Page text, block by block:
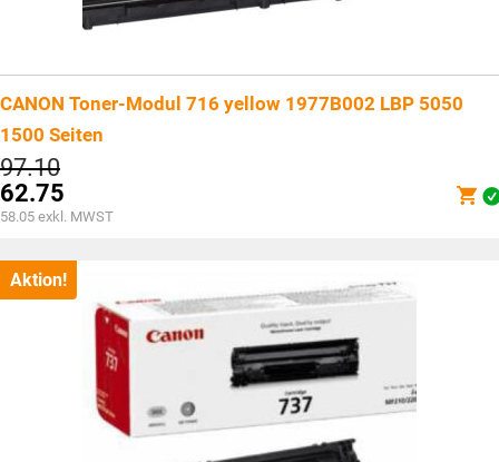
CANON Toner-Modul 716 yellow 1977B002 LBP 5050
1500 Seiten
97.10Ursprünglicher
Preis
war:
CHF97.10
62.75
Aktueller
ist:
CHF62.75.
58.05 exkl. MWST
Aktion!